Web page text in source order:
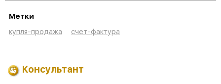
Метки
купля-продажа
счет-фактура
Консультант